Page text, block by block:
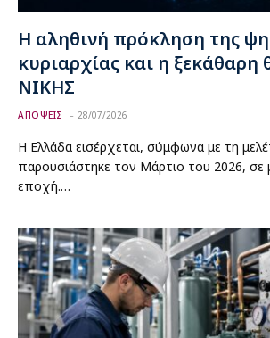
Η αληθινή πρόκληση της
κυριαρχίας και η ξεκάθαρη
ΝΙΚΗΣ
ΑΠΟΨΕΙΣ 28/07/2026
Η Ελλάδα εισέρχεται, σύμφωνα με τη
παρουσιάστηκε τον Μάρτιο του 2026, σε
εποχή.…